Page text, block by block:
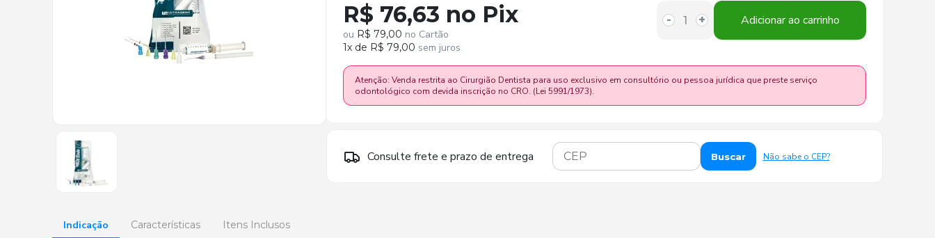
R$ 76,63 no Pix
ou R$ 79,00 no Cartão
1x de R$ 79,00 sem juros
- + Adicionar ao carrinho
Atenção: Venda restrita ao Cirurgião Dentista para uso exclusivo em consultório ou pessoa jurídica que preste serviço
odontológico com devida inscrição no CRO. (Lei 5991/1973).
Consulte frete e prazo de entrega Buscar Não sabe o CEP?
Indicação Características Itens Inclusos